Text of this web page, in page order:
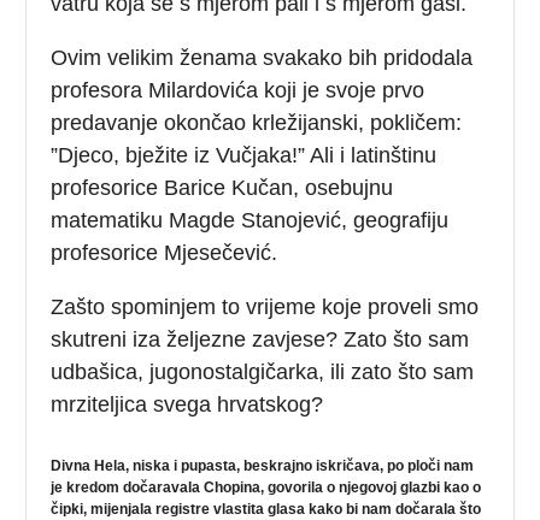
Ovim velikim ženama svakako bih pridodala
profesora Milardovića koji je svoje prvo
predavanje okončao krležijanski, pokličem:
”Djeco, bježite iz Vučjaka!” Ali i latinštinu
profesorice Barice Kučan, osebujnu
matematiku Magde Stanojević, geografiju
profesorice Mjesečević.
Zašto spominjem to vrijeme koje proveli smo
skutreni iza željezne zavjese? Zato što sam
udbašica, jugonostalgičarka, ili zato što sam
mrziteljica svega hrvatskog?
Divna Hela, niska i pupasta, beskrajno iskričava, po ploči nam
je kredom dočaravala Chopina, govorila o njegovoj glazbi kao o
čipki, mijenjala registre vlastita glasa kako bi nam dočarala što